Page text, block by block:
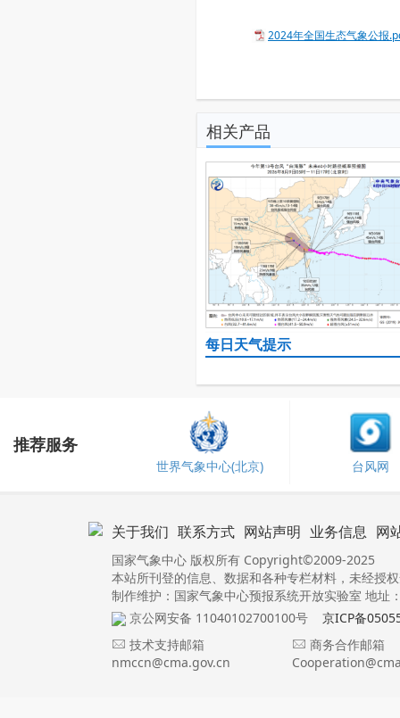
2024年全国生态气象公报
相关产品
每日天气提示
推荐服务
世界气象中心(北京) 台风网
关于我们 联系方式 网站声明 业务信息 网
国家气象中心 版权所有 Copyright©2009-2025
本站所刊登的信息、数据和各种专栏材料，未经授
制作维护：国家气象中心预报系统开放实验室 地址
京公网安备 11040102700100号
京ICP备
技术支持邮箱
nmccn@cma.gov.cn
商务合作邮箱